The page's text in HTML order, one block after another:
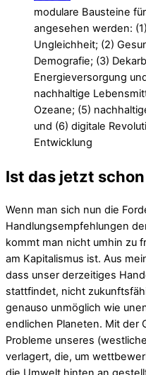
modulare Bausteine
angesehen werden:
Ungleichheit; (2)
Demografie; (3)
Energieversorgung
nachhaltige
Ozeane; (5)
und (6) digitale
Entwicklung
Ist das jetzt
Wenn man sich nun die
Handlungsempfehlungen
kommt man nicht umhin zu
am Kapitalismus ist. Aus
dass unser derzeitiges
stattfindet, nicht
genauso unmöglich wie
endlichen Planeten. Mit der
Probleme unseres
verlagert, die, um